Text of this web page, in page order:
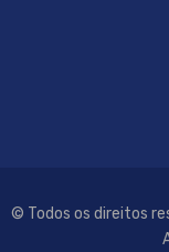
© Todos os direitos